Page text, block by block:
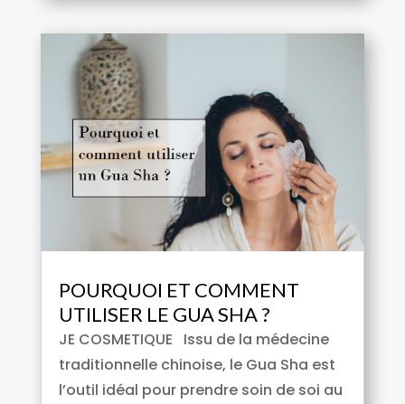
POURQUOI ET COMMENT
UTILISER LE GUA SHA ?
JE COSMETIQUE Issu de la médecine
traditionnelle chinoise, le Gua Sha est
l’outil idéal pour prendre soin de soi au